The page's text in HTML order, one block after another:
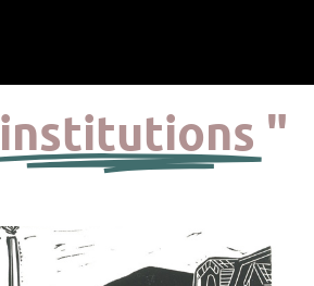
institutions "